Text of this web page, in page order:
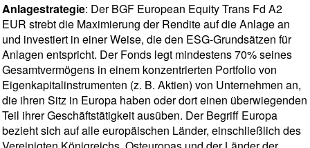
Anlagestrategie: Der BGF European Equity Trans Fd A2
EUR strebt die Maximierung der Rendite auf die Anlage an
und investiert in einer Weise, die den ESG-Grundsätzen für
Anlagen entspricht. Der Fonds legt mindestens 70% seines
Gesamtvermögens in einem konzentrierten Portfolio von
Eigenkapitalinstrumenten (z. B. Aktien) von Unternehmen an,
die ihren Sitz in Europa haben oder dort einen überwiegenden
Teil ihrer Geschäftstätigkeit ausüben. Der Begriff Europa
bezieht sich auf alle europäischen Länder, einschließlich des